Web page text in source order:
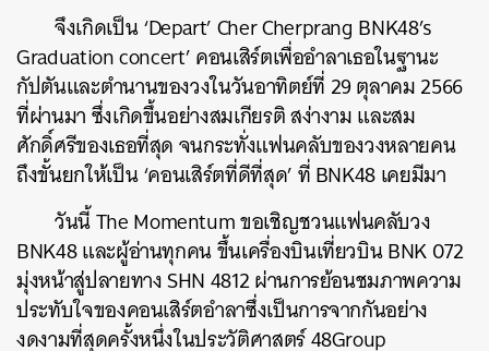
จึงเกิดเป็น ‘Depart’ Cher Cherprang BNK48’s
Graduation concert’ คอนเสิร์ตเพื่ออำลาเธอในฐานะ
กัปตันและตำนานของวงในวันอาทิตย์ที่ 29 ตุลาคม 2566
ที่ผ่านมา ซึ่งเกิดขึ้นอย่างสมเกียรติ สง่างาม และสม
ศักดิ์ศรีของเธอที่สุด จนกระทั่งแฟนคลับของวงหลายคน
ถึงขั้นยกให้เป็น ‘คอนเสิร์ตที่ดีที่สุด’ ที่ BNK48 เคยมีมา
วันนี้ The Momentum ขอเชิญชวนแฟนคลับวง
BNK48 และผู้อ่านทุกคน ขึ้นเครื่องบินเที่ยวบิน BNK 072
มุ่งหน้าสู่ปลายทาง SHN 4812 ผ่านการย้อนชมภาพความ
ประทับใจของคอนเสิร์ตอำลาซึ่งเป็นการจากกันอย่าง
งดงามที่สุดครั้งหนึ่งในประวัติศาสตร์ 48Group